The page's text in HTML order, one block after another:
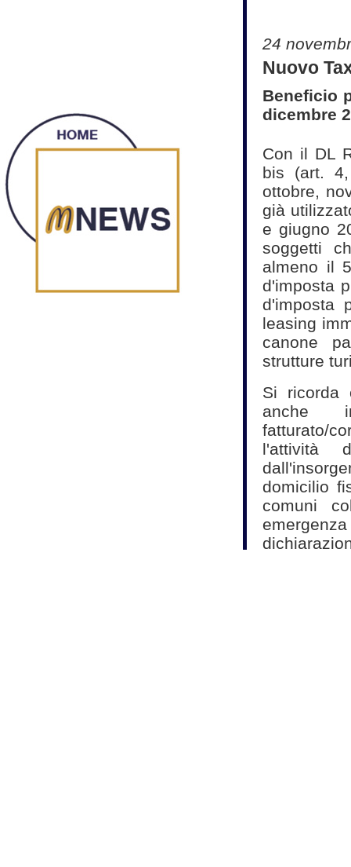
24
Nuovo
Beneficio
dicembre
Con il DL
bis (art.
ottobre,
già
e giugno
soggetti
almeno il
d'imposta
d'imposta
leasing
canone
strutture
Si ricorda
anche
fatturato/
l'attività
domicilio
comuni